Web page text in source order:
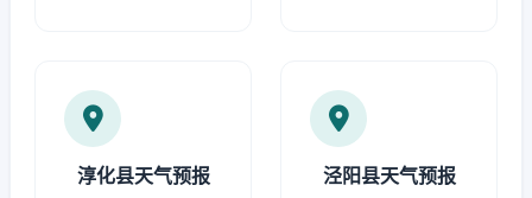
淳化县天气预报 泾阳县天气预报